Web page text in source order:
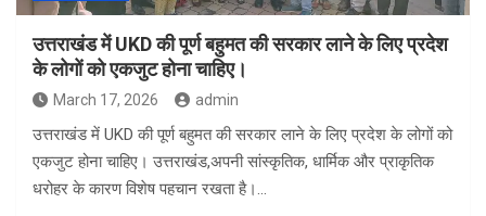
उत्तराखंड में UKD की पूर्ण बहुमत की सरकार लाने के लिए प्रदेश
के लोगों को एकजुट होना चाहिए।
March 17, 2026 admin
उत्तराखंड में UKD की पूर्ण बहुमत की सरकार लाने के लिए प्रदेश के लोगों को
एकजुट होना चाहिए। उत्तराखंड,अपनी सांस्कृतिक, धार्मिक और प्राकृतिक
धरोहर के कारण विशेष पहचान रखता है।…